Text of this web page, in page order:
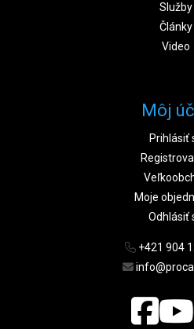
Služby
Články
Video
Môj
Prihlásiť
Moje
Odhlásiť
+421 904